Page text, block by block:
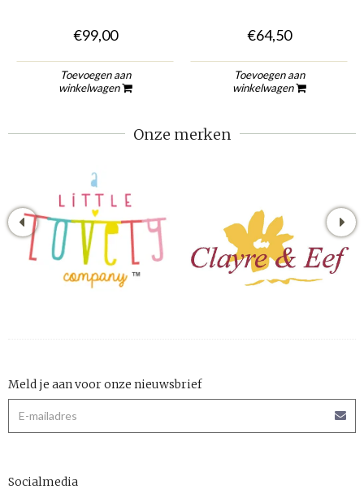
€99,00
Toevoegen aan
winkelwagen
€64,50
Toevoegen aan
winkelwagen
Onze merken
Meld je aan voor onze nieuwsbrief
Socialmedia